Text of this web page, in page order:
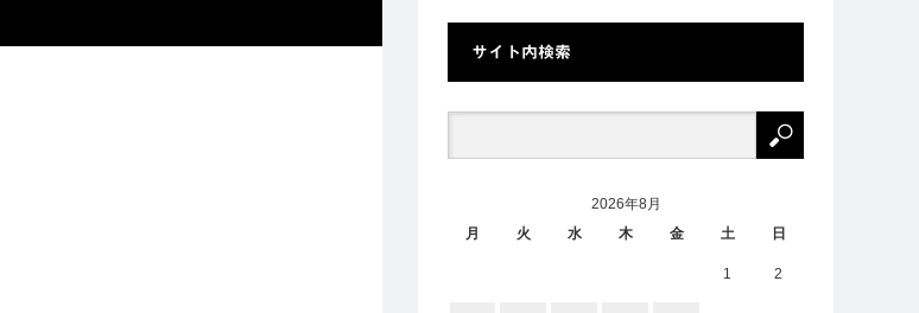
サイト内検索
2026年8月
月
火 水 木 金 土 日
1 2